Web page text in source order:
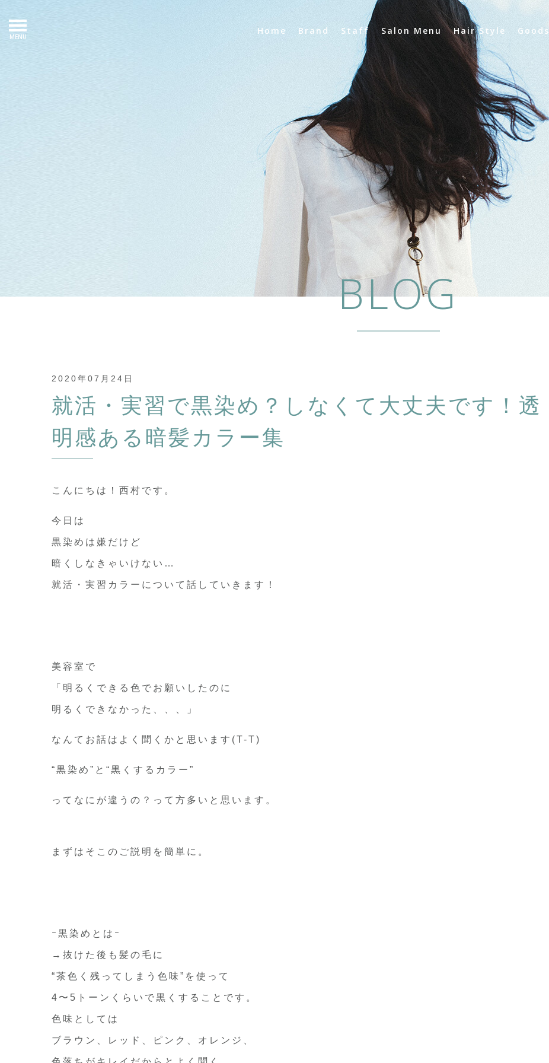
Home Brand Staff Salon Menu Hair Style Goods
MENU
BLOG
2020年07月24日
就活・実習で黒染め？しなくて大丈夫です！透
明感ある暗髪カラー集
こんにちは！西村です。
今日は
黒染めは嫌だけど
暗くしなきゃいけない…
就活・実習カラーについて話していきます！
美容室で
「明るくできる色でお願いしたのに
明るくできなかった、、、」
なんてお話はよく聞くかと思います(T-T)
“黒染め”と“黒くするカラー”
ってなにが違うの？って方多いと思います。
まずはそこのご説明を簡単に。
ｰ黒染めとはｰ
→抜けた後も髪の毛に
“茶色く残ってしまう色味”を使って
4〜5トーンくらいで黒くすることです。
色味としては
ブラウン、レッド、ピンク、オレンジ、